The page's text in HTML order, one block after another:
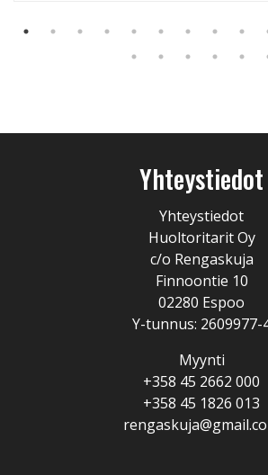
Yhteystiedot
Yhteystiedot
Huoltoritarit Oy
c/o Rengaskuja
Finnoontie 10
02280 Espoo
Y-tunnus: 2609977-
Myynti
+358 45 2662 000
+358 45 1826 013